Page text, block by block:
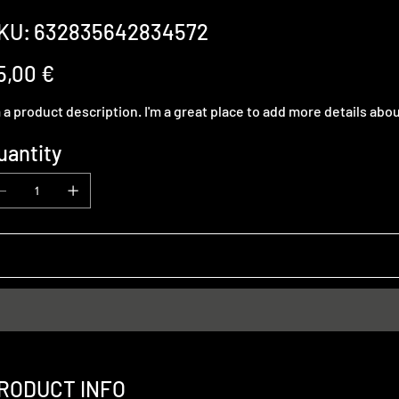
SKU
632835642834572
632835642834572
€
a product description. I'm a great place to add more details
INFO